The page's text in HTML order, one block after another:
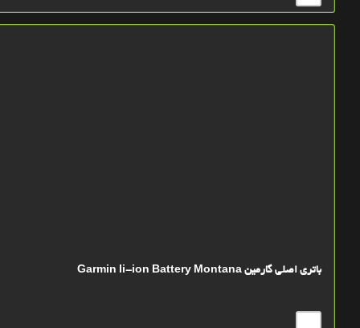
باتري اصلي گارمین Garmin li-ion Battery Montana